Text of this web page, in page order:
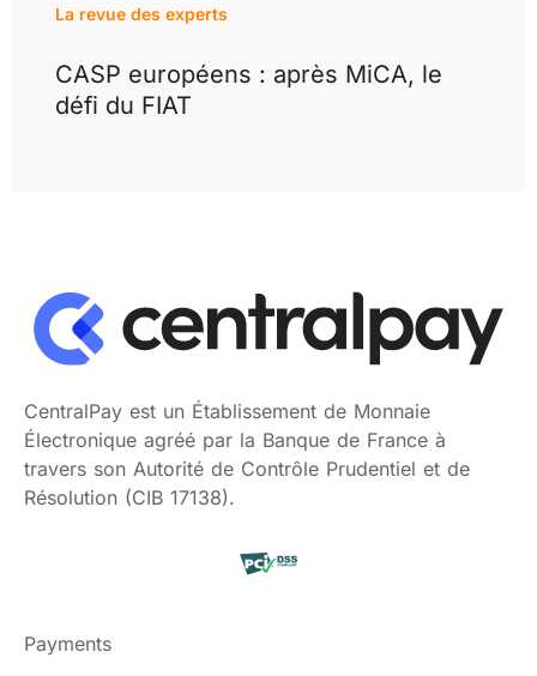
CASP européens : après MiCA, le
défi du FIAT
La revue des experts
CentralPay est un Établissement de Monnaie
Électronique agréé par la Banque de France à
travers son Autorité de Contrôle Prudentiel et de
Résolution (CIB 17138).
Payments